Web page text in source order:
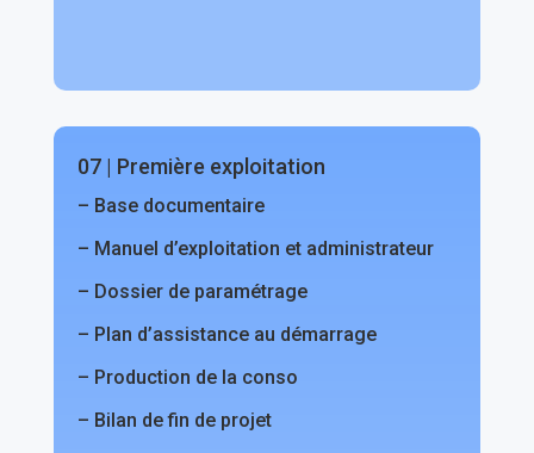
07 | Première exploitation
– Base documentaire
– Manuel d’exploitation et administrateur
– Dossier de paramétrage
– Plan d’assistance au démarrage
– Production de la conso
– Bilan de fin de projet